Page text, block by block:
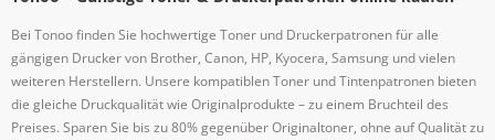
Bei Tonoo finden Sie hochwertige Toner und Druckerpatronen für alle
gängigen Drucker von Brother, Canon, HP, Kyocera, Samsung und vielen
weiteren Herstellern. Unsere kompatiblen Toner und Tintenpatronen bieten
die gleiche Druckqualität wie Originalprodukte – zu einem Bruchteil des
Preises. Sparen Sie bis zu 80% gegenüber Originaltoner, ohne auf Qualität zu